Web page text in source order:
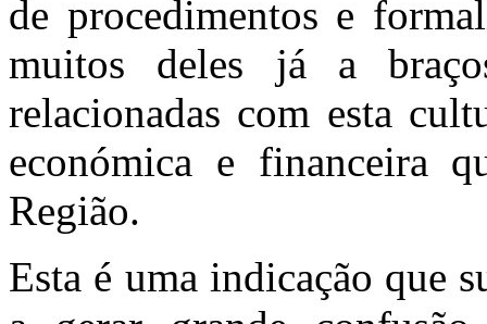
de procedimentos e
muitos deles já a
relacionadas com esta
económica e financeira
Região.
Esta é uma indicação que